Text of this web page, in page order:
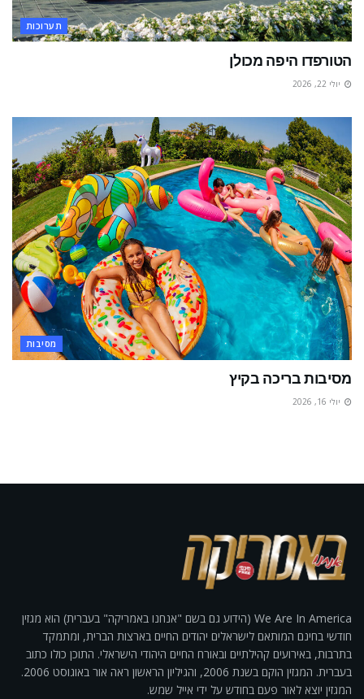
תערוכות
הטורפדו היפה מכולן
יולי 22, 2026
מסיבות
מסיבות בריכה בקיץ
יולי 16, 2026
We Are In America (הידוע גם בשם "אנחנו באמריקה" בעברית) הוא מגזין
חודשי בחינם המותאם לישראלים יהודים החיים בארצות הברית, ומתמקד
בתרבות, באירועים קהילתיים ובאורח החיים היהודי הישראלי. התוכן כולו כתוב
בעברית. המגזין הוקם בשנת 2006, והגיליון הראשון ראה אור באוגוסט 2006.
המגזין יוצא לאור פעם בחודש על ידי אייל שמש.